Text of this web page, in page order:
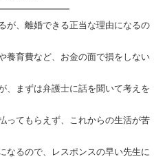
が、離婚できる正当な理由になるの
養育費など、お金の面で損をしない
、まずは弁護士に話を聞いて考えを
ってもらえず、これからの生活が苦
なるので、レスポンスの早い先生に